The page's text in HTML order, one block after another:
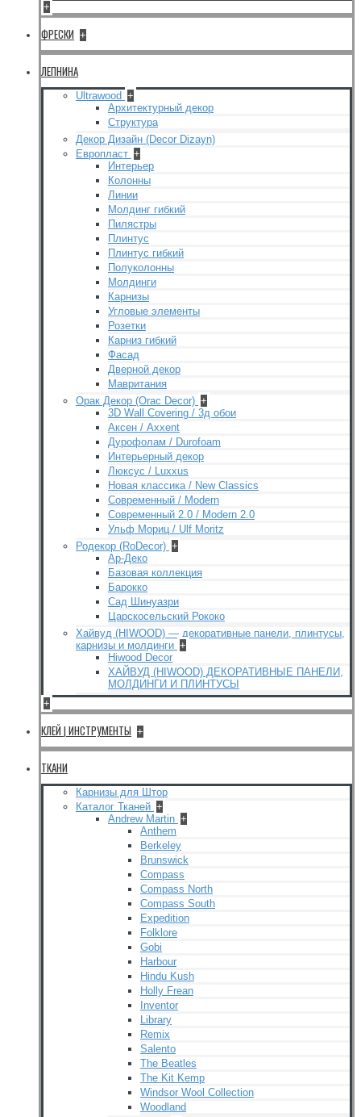
+
ФРЕСКИ +
ЛЕПНИНА
Ultrawood +
Архитектурный декор
Структура
Декор Дизайн (Decor Dizayn)
Европласт +
Интерьер
Колонны
Линии
Молдинг гибкий
Пилястры
Плинтус
Плинтус гибкий
Полуколонны
Молдинги
Карнизы
Угловые элементы
Розетки
Карниз гибкий
Фасад
Дверной декор
Мавритания
Орак Декор (Orac Decor) +
3D Wall Covering / 3д обои
Аксен / Axxent
Дурофолам / Durofoam
Интерьерный декор
Люксус / Luxxus
Новая классика / New Classics
Современный / Modern
Современный 2.0 / Modern 2.0
Ульф Мориц / Ulf Moritz
Родекор (RoDecor) +
Ар-Деко
Базовая коллекция
Барокко
Сад Шинуазри
Царскосельский Рококо
Хайвуд (HIWOOD) — декоративные панели, плинтусы,
карнизы и молдинги +
Hiwood Decor
ХАЙВУД (HIWOOD) ДЕКОРАТИВНЫЕ ПАНЕЛИ,
МОЛДИНГИ И ПЛИНТУСЫ
+
КЛЕЙ | ИНСТРУМЕНТЫ +
ТКАНИ
Карнизы для Штор
Каталог Тканей +
Andrew Martin +
Anthem
Berkeley
Brunswick
Compass
Compass North
Compass South
Expedition
Folklore
Gobi
Harbour
Hindu Kush
Holly Frean
Inventor
Library
Remix
Salento
The Beatles
The Kit Kemp
Windsor Wool Collection
Woodland